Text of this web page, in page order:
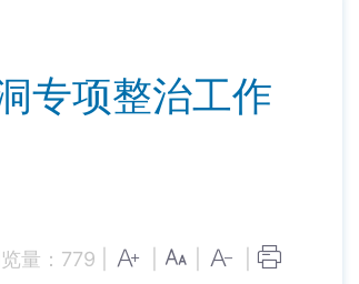
专项整治工作
量： 779